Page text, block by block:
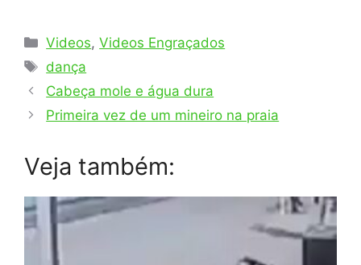
Categorias
Videos,Videos Engraçados
Tags
dança
Cabeça mole e água dura
Primeira vez de um mineiro na praia
Veja também: